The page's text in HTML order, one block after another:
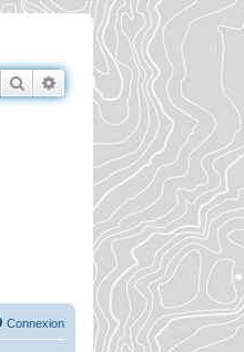
RechercherRecherche avancée
Connexion